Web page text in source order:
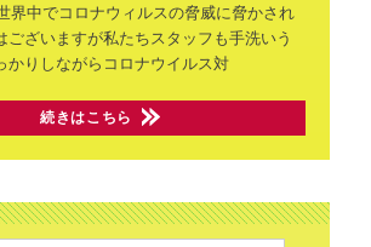
界中でコロナウィルスの脅威に脅かされ
ございますが私たちスタッフも手洗いう
かりしながらコロナウイルス対
続きはこちら